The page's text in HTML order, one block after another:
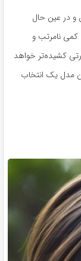
و در عین حال
نامرتب و
کشیده‌تر خواهد
مدل یک انتخاب